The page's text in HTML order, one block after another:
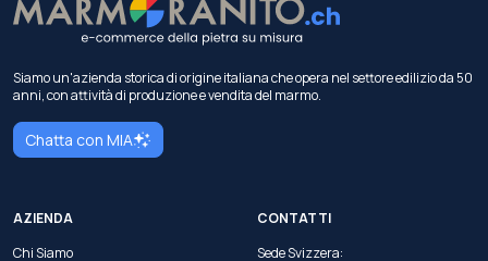
Siamo un'azienda storica di origine italiana che opera nel settore edilizio da 50
anni, con attività di produzione e vendita del marmo.
Chatta con MIA
AZIENDA
Chi Siamo
CONTATTI
Sede Svizzera: